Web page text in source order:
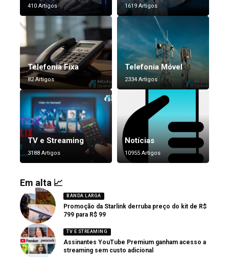
410 Artigos 1619 Artigos
Telefonia Fixa
82 Artigos
Telefonia Móvel
2334 Artigos
TV e Streaming
3188 Artigos
Notícias
10955 Artigos
Em alta 📈
BANDA LARGA
Promoção da Starlink derruba preço do kit de R$
799 para R$ 99
TV E STREAMING
Assinantes YouTube Premium ganham acesso a
streaming sem custo adicional